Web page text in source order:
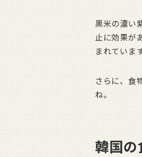
黒米の濃い
止に効果が
まれています
さらに、食
ね。
韓国